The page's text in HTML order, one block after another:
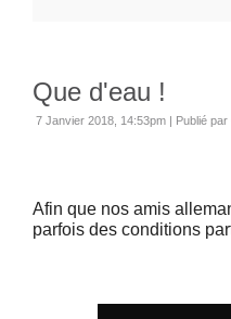
Que d'eau !
7 Janvier 2018, 14:53pm | Publié
Afin que nos amis
parfois des conditions